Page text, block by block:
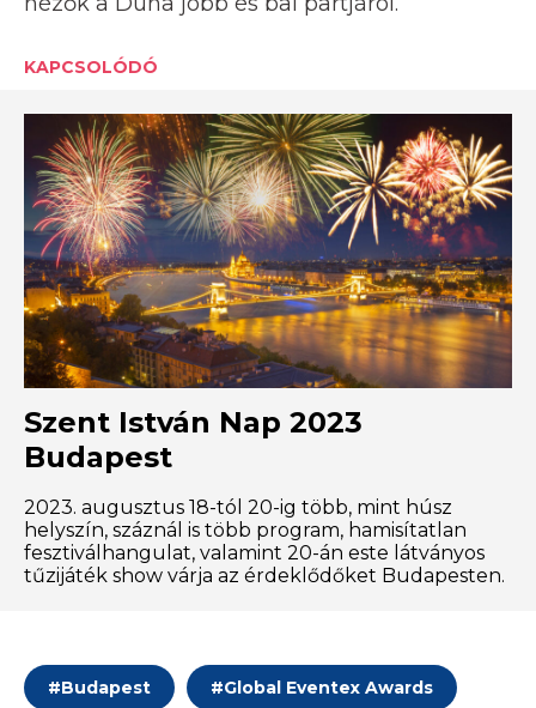
KAPCSOLÓDÓ
Szent István Nap 2023
Budapest
2023. augusztus 18-tól 20-ig több, mint húsz
helyszín, száznál is több program, hamisítatlan
fesztiválhangulat, valamint 20-án este látványos
tűzijáték show várja az érdeklődőket Budapesten.
#Budapest #Global Eventex Awards